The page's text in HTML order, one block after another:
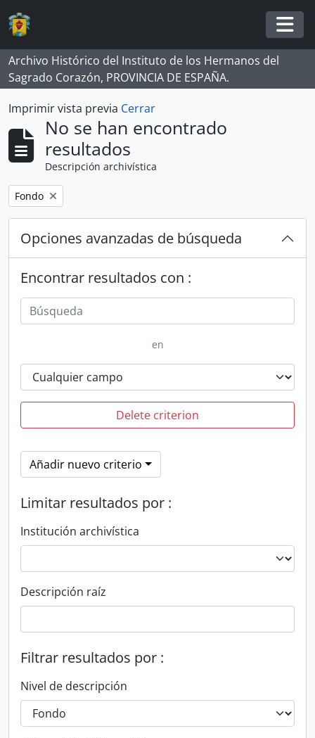
Skip to main content
Archivo Histórico del Instituto de los Hermanos del
Sagrado Corazón, PROVINCIA DE ESPAÑA.
Imprimir vista previa Cerrar
No se han encontrado
resultados
Descripción archivística
Remove filter:
Fondo
Opciones avanzadas de búsqueda
Encontrar resultados con :
en
Delete criterion
Añadir nuevo criterio
Limitar resultados por :
Institución archivística
Descripción raíz
Filtrar resultados por :
Nivel de descripción